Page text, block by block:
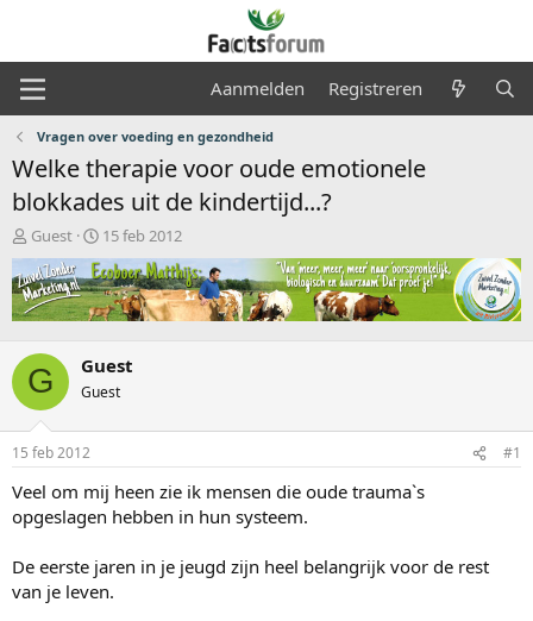
Aanmelden Registreren
Vragen over voeding en gezondheid
Welke therapie voor oude emotionele
blokkades uit de kindertijd...?
O
n
d
e
r
e
r
p
s
t
a
r
t
e
Guest
S
t
a
r
t
a
t
m
15 feb 2012
G Guest
Guest
15 feb 2012 #1
Veel om mij heen zie ik mensen die oude trauma`s
opgeslagen hebben in hun systeem.
De eerste jaren in je jeugd zijn heel belangrijk voor de rest
van je leven.